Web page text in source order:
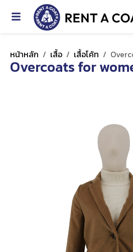
หน้าหลัก / เสื้อ / เสื้อโค้ท /
Overcoats for